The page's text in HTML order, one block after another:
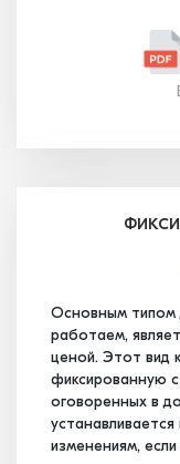
Основным типом
работаем,
ценой. Этот вид
фиксированную
оговоренных в
изменениям,